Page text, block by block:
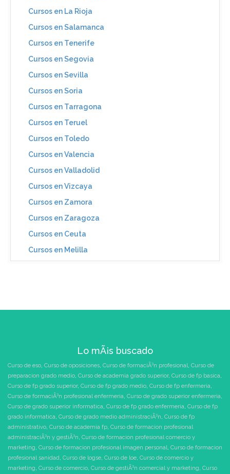
Cursos en La Rioja
Cursos en Salamanca
Cursos en Tenerife
Cursos en Segovia
Cursos en Sevilla
Cursos en Soria
Cursos en Tarragona
Cursos en Teruel
Cursos en Toledo
Cursos en Valencia
Cursos en Valladolid
Cursos en Vizcaya
Cursos en Zamora
Cursos en Zaragoza
Cursos en Ceuta
Cursos en Melilla
Lo mÃ¡s buscado
Curso de eso, Curso de oposiciones, Curso de formaciÃ³n profesional, Curso de
preparacion grado medio, Curso de academia grado superior, Curso de fp basica,
Curso de fp grado superior, Curso de fp grado medio, Curso de fp enfermeria,
Curso de formaciÃ³n profesional enfermeria, Curso de grado superior enfermeria,
Curso de grado superior informatica, Curso de fp grado enfermeria, Curso de fp
grado informatica, Curso de grado medio administraciÃ³n, Curso de fp
administrativo, Curso de academia fp, Curso de formacion profesional
administraciÃ³n y gestiÃ³n, Curso de formacion profesional comercio y
marketing, Curso de formacion profesional imagen personal, Curso de formacion
profesional sanidad, Curso de logse, Curso de loe, Curso de comercio y
marketing, Curso de comercio, Curso de gestiÃ³n comercial y marketing, Curso